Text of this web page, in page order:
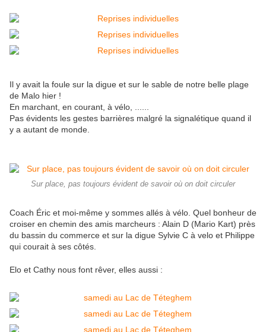
Il y avait la foule sur la digue et sur le sable de notre belle plage
de Malo hier !
En marchant, en courant, à vélo, ......
Pas évidents les gestes barrières malgré la signalétique quand il
y a autant de monde.
Sur place, pas toujours évident de savoir où on doit circuler
Coach Éric et moi-même y sommes allés à vélo. Quel bonheur de
croiser en chemin des amis marcheurs : Alain D (Mario Kart) près
du bassin du commerce et sur la digue Sylvie C à velo et Philippe
qui courait à ses côtés.
Elo et Cathy nous font rêver, elles aussi :